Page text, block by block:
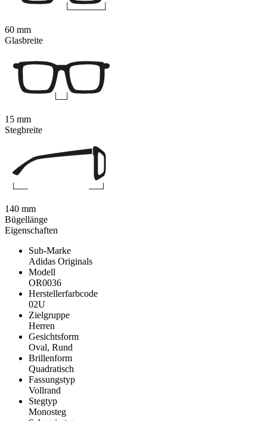
Eigenschaften
Sub-Marke
Adidas Originals
Modell
OR0036
Herstellerfarbcode
02U
Zielgruppe
Herren
Gesichtsform
Oval, Rund
Brillenform
Quadratisch
Fassungstyp
Vollrand
Stegtyp
Monosteg
60 mm
Glasbreite
15 mm
Stegbreite
140 mm
Bügellänge